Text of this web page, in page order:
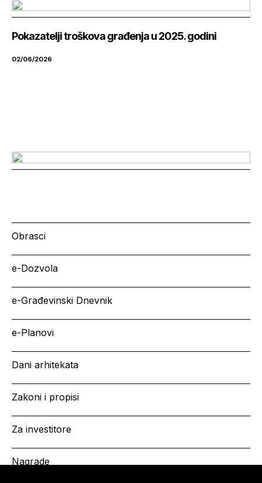
Pokazatelji troškova građenja u 2025. godini
02/06/2026
Obrasci
e-Dozvola
e-Građevinski Dnevnik
e-Planovi
Dani arhitekata
Zakoni i propisi
Za investitore
Nagrade